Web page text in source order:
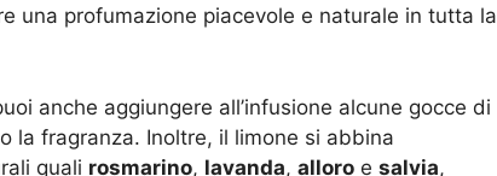
una profumazione piacevole e naturale in tutta la
anche aggiungere all’infusione alcune gocce di
la fragranza. Inoltre, il limone si abbina
quali rosmarino, lavanda, alloro e salvia,